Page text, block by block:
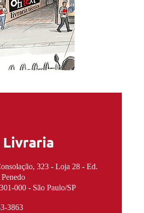
Livraria
323 - Loja 28 - Ed.
000 - São Paulo/SP
3863